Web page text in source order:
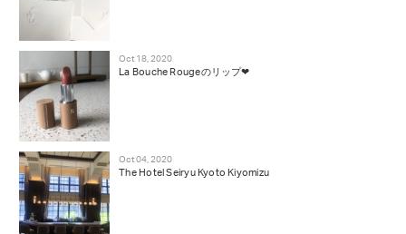
Oct 18, 2020
La Bouche Rougeのリップ❤︎
Oct 04, 2020
The Hotel Seiryu Kyoto Kiyomizu